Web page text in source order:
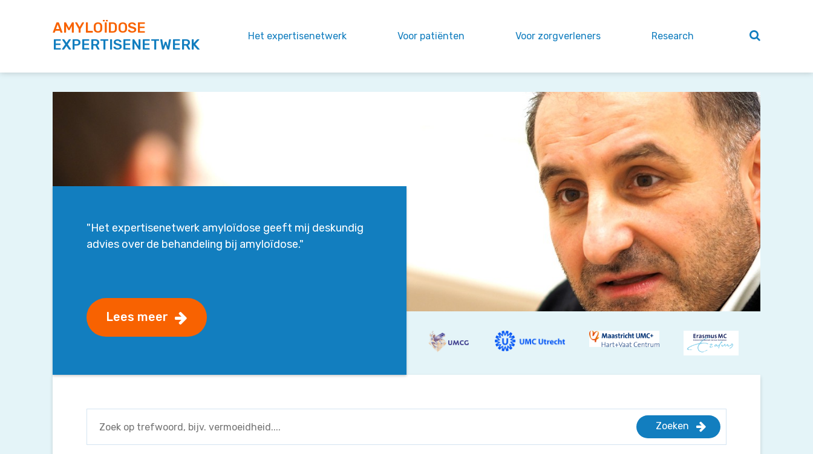
AMYLOÏDOSE
EXPERTISENETWERK
Het expertisenetwerk Voor patiënten Voor zorgverleners Research
"Het expertisenetwerk amyloïdose geeft mij deskundig
advies over de behandeling bij amyloïdose."
Lees meer
Zoeken